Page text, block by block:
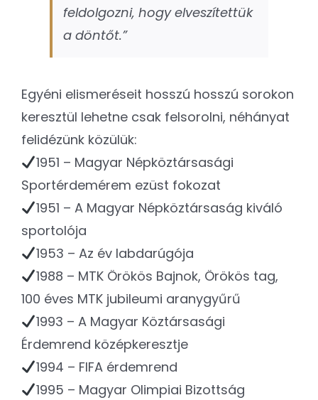
feldolgozni, hogy elveszítettük
a döntőt.”
Egyéni elismeréseit hosszú hosszú sorokon
keresztül lehetne csak felsorolni, néhányat
felidézünk közülük:
1951 – Magyar Népköztársasági
Sportérdemérem ezüst fokozat
1951 – A Magyar Népköztársaság kiváló
sportolója
1953 – Az év labdarúgója
1988 – MTK Örökös Bajnok, Örökös tag,
100 éves MTK jubileumi aranygyűrű
1993 – A Magyar Köztársasági
Érdemrend középkeresztje
1994 – FIFA érdemrend
1995 – Magyar Olimpiai Bizottság